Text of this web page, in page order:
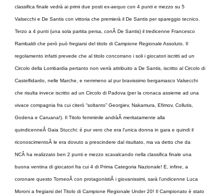
classifica finale vedrà ai primi due posti ex-aequo con 4 punti e mezzo su 5
Valsecchi e De Santis con vittoria che premierà il De Santis per spareggio tecnico.
Terzo a 4 punti (una sola partita persa, conÂ De Santis) il tredicenne Francesco
Rambaldi che però può fregiarsi del titolo di Campione Regionale Assoluto. Il
regolamento infatti prevede che al titolo concorrano i soli i giocatori iscritti ad un
Circolo della Lombardia pertanto non verrà attribuito a De Santis, iscritto al Circolo di
Castelfidardo, nelle Marche, e nemmeno al pur bravissimo bergamasco Valsecchi
che risulta invece iscritto ad un Circolo di Padova (per la cronaca assieme ad una
vivace compagnia fra cui citerò “soltanto” Georgiev, Nakamura, Efimov, Collutis,
Godena e Caruana!). Il Titolo femminile andràÂ meritatamente alla
quindicenneÂ Gaia Stucchi: é pur vero che era l’unica donna in gara e quindi il
riconoscimentoÂ le era dovuto a prescindere dal risultato, ma va detto che da
NCÂ ha realizzato ben 2 punti e mezzo scavalcando nella classifica finale una
buona ventina di giocatori fra cui 4 di Prima Categoria Nazionale! E, infine, a
coronare questo TorneoÂ con protagonistiÂ i giovanissimi, sarà l’undicenne Luca
Moroni a fregiarsi del Titolo di Campione Regionale Under 20! Il Campionato è stato